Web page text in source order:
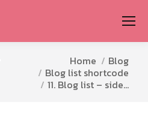
Home
Blog
Blog list shortcode
11. Blog list – side…